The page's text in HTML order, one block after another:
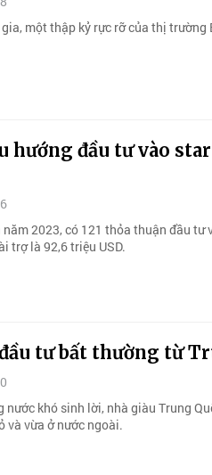
một thập kỷ rực rỡ của thị
hướng đầu tư vào
năm 2023, có 121 thỏa thuận đầu
trợ là 92,6 triệu USD.
tư bất thường từ
nước khó sinh lời, nhà giàu Trung
và vừa ở nước ngoài.